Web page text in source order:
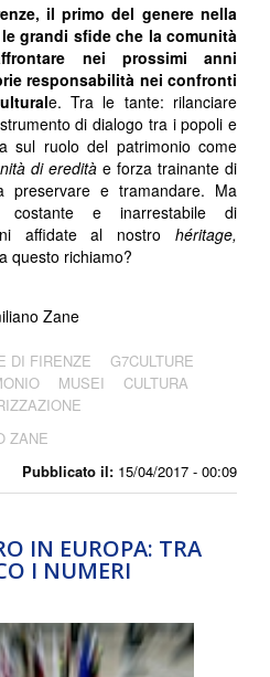
Pubblicato il: 15/04/2017 - 00:09
il primo del genere nella
grandi sfide che la comunità
nei prossimi anni
responsabilità nei confronti
e. Tra le tante: rilanciare
di dialogo tra i popoli e
sul ruolo del patrimonio come
di eredità e forza trainante di
e tramandare. Ma
costante e inarrestabile di
affidate al nostro héritage,
questo richiamo?
Zane
DI FIRENZE
G7CULTURE
MUSEI
CULTURA
ZANE
IN EUROPA: TRA
I NUMERI